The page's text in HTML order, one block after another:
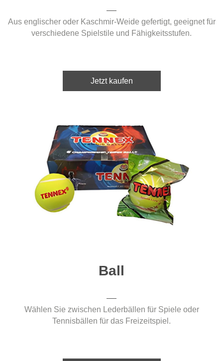
Aus englischer oder Kaschmir-Weide gefertigt, geeignet für
verschiedene Spielstile und Fähigkeitsstufen.
Jetzt kaufen
Ball
Wählen Sie zwischen Lederbällen für Spiele oder
Tennisbällen für das Freizeitspiel.